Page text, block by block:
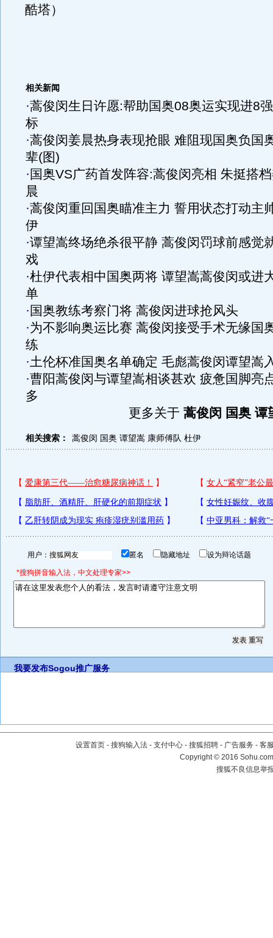
酷塔）
相关新闻
·蒿俊闵生日许愿:帮助国奥08奥运实现进8
标
·蒿俊闵姜晨热身表现抢眼 难阻现国奥负国
辈(图)
· 国奥VS广药首发阵容:蒿俊闵亮相 朱挺搭
晨
·蒿俊闵重回国奥瞄准主力 誓用状态打动主
伊
·谭望嵩终场绝杀很平静 蒿俊闵罚球前感觉
戏
·杜伊代表相中国奥两将 谭望嵩蒿俊闵或进
单
· 国奥教练考察门将 蒿俊闵进球抢风头
·为不影响奥运比赛 蒿俊闵接受手术无缘国
练
·土伦杯准国奥名单确定 毛彪蒿俊闵谭望嵩
·曹阳蒿俊闵与谭望嵩相谈甚欢 疲惫国脚亮
多
更多关于 蒿俊闵 国奥 谭
相关搜索： 蒿俊闵 国奥 谭望嵩 康师傅队 杜伊
用户： 匿名 隐藏地址 设为辩论话题
*搜狗拼音输入法，中文处理专家>>
我要发布Sogou推广服务
设置首页 - 搜狗输入法 - 支付中心 - 搜狐招聘 - 广告服务 - 客
Copyright©2016
搜狐不良信息举